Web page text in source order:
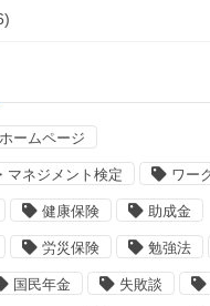
ホームページ
マネジメント検定 ワー
健康保険 助成金
労災保険 勉強法
国民年金 失敗談